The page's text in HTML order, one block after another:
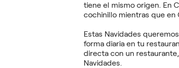
tiene el mismo origen. En
cochinillo mientras que en
Estas Navidades
forma diaria en tu
directa con un
Navidades.